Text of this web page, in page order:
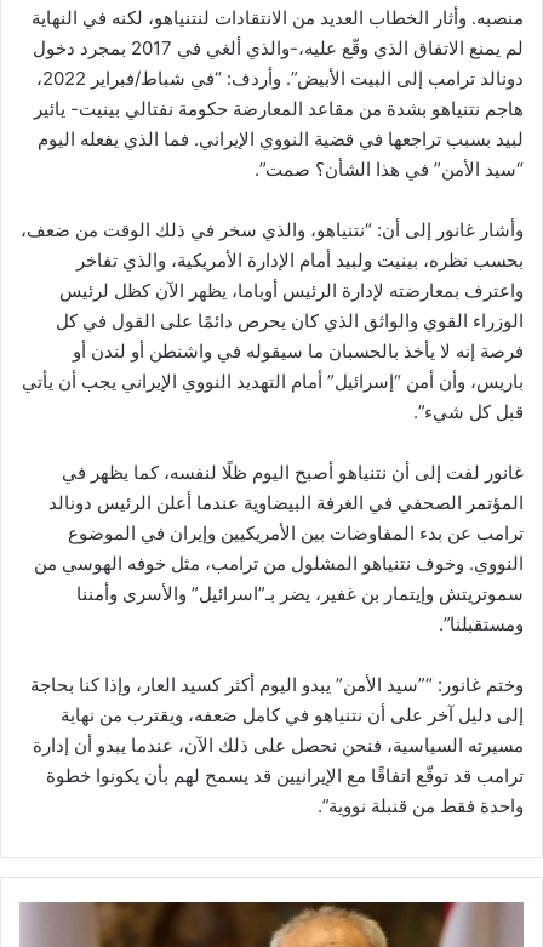
منصبه. وأثار الخطاب العديد من الانتقادات لنتنياهو، لكنه في النهاية
لم يمنع الاتفاق الذي وقّع عليه،-والذي ألغي في 2017 بمجرد دخول
دونالد ترامب إلى البيت الأبيض”. وأردف: “في شباط/فبراير 2022،
هاجم نتنياهو بشدة من مقاعد المعارضة حكومة نفتالي بينيت- يائير
لبيد بسبب تراجعها في قضية النووي الإيراني. فما الذي يفعله اليوم
“سيد الأمن” في هذا الشأن؟ صمت”.
وأشار غانور إلى أن: “نتنياهو، والذي سخر في ذلك الوقت من ضعف،
بحسب نظره، بينيت ولبيد أمام الإدارة الأمريكية، والذي تفاخر
واعترف بمعارضته لإدارة الرئيس أوباما، يظهر الآن كظل لرئيس
الوزراء القوي والواثق الذي كان يحرص دائمًا على القول في كل
فرصة إنه لا يأخذ بالحسبان ما سيقوله في واشنطن أو لندن أو
باريس، وأن أمن “إسرائيل” أمام التهديد النووي الإيراني يجب أن يأتي
قبل كل شيء”.
غانور لفت إلى أن نتنياهو أصبح اليوم ظلًا لنفسه، كما يظهر في
المؤتمر الصحفي في الغرفة البيضاوية عندما أعلن الرئيس دونالد
ترامب عن بدء المفاوضات بين الأمريكيين وإيران في الموضوع
النووي. وخوف نتنياهو المشلول من ترامب، مثل خوفه الهوسي من
سموتريتش وإيتمار بن غفير، يضر بـ”اسرائيل” والأسرى وأمننا
ومستقبلنا”.
وختم غانور: “”سيد الأمن” يبدو اليوم أكثر كسيد العار، وإذا كنا بحاجة
إلى دليل آخر على أن نتنياهو في كامل ضعفه، ويقترب من نهاية
مسيرته السياسية، فنحن نحصل على ذلك الآن، عندما يبدو أن إدارة
ترامب قد توقّع اتفاقًا مع الإيرانيين قد يسمح لهم بأن يكونوا خطوة
واحدة فقط من قنبلة نووية”.